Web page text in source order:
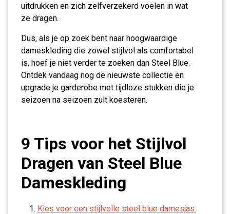
uitdrukken en zich zelfverzekerd voelen in wat
ze dragen.
Dus, als je op zoek bent naar hoogwaardige
dameskleding die zowel stijlvol als comfortabel
is, hoef je niet verder te zoeken dan Steel Blue.
Ontdek vandaag nog de nieuwste collectie en
upgrade je garderobe met tijdloze stukken die je
seizoen na seizoen zult koesteren.
9 Tips voor het Stijlvol
Dragen van Steel Blue
Dameskleding
Kies voor een stijlvolle steel blue damesjas.